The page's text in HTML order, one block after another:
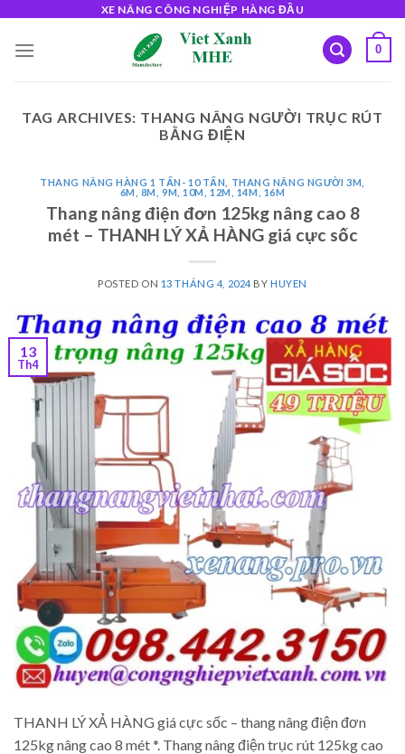
content
XE NÂNG CÔNG NGHIỆP HÀNG ĐẦU
0
TAG ARCHIVES: THANG NÂNG NGƯỜI TRỤC RÚT
BẰNG ĐIỆN
THANG NÂNG HÀNG 1 TẤN- 10 TẤN
THANG NÂNG NGƯỜI 3M,
6M, 8M, 9M, 10M, 12M, 14M, 16M
Thang nâng điện đơn 125kg nâng cao 8
mét – THANH LÝ XẢ HÀNG giá cực sốc
POSTED ON 13 THÁNG 4, 2024 BY HUYEN
13
Th4
THANH LÝ XẢ HÀNG giá cực sốc – thang nâng điện đơn
125kg nâng cao 8 mét *. Thang nâng điện trục rút 125kg cao